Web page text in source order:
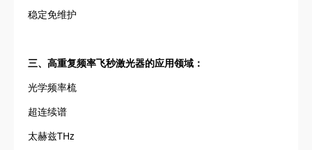
稳定免维护
三、高重复频率飞秒激光器的应用领域：
光学频率梳
超连续谱
太赫兹THz